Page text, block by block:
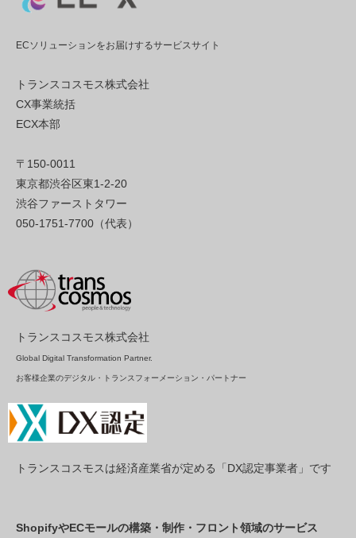
ECソリューションをお届けするサービスサイト
トランスコスモス株式会社
CX事業統括
ECX本部
〒150-0011
東京都渋谷区東1-2-20
渋谷ファーストタワー
050-1751-7700（代表）
トランスコスモス株式会社
Global Digital Transformation Partner.
お客様企業のデジタル・トランスフォーメーション・パートナー
トランスコスモスは経済産業省が定める「DX認定事業者」です
ShopifyやECモールの構築・制作・フロント領域のサービス